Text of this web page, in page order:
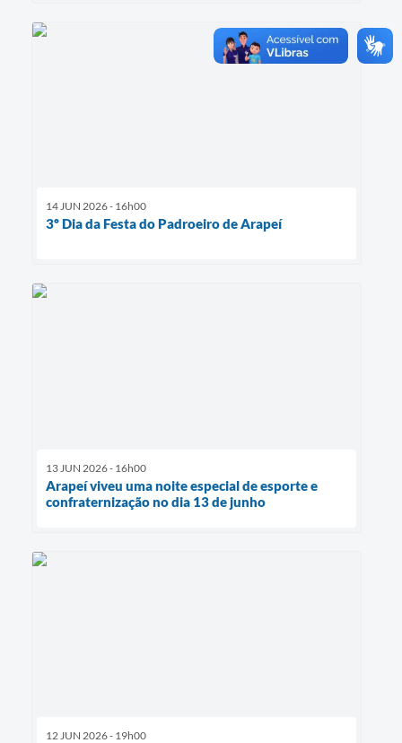
14 JUN 2026 - 16h00
3º Dia da Festa do Padroeiro de Arapeí
13 JUN 2026 - 16h00
Arapeí viveu uma noite especial de esporte e
confraternização no dia 13 de junho
12 JUN 2026 - 19h00